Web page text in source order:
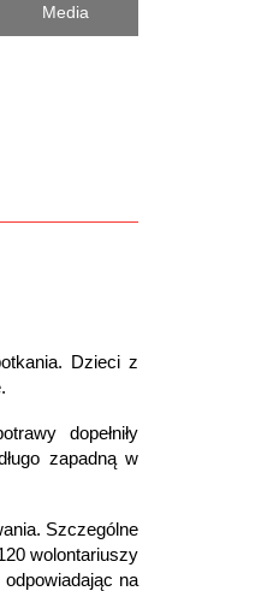
Media
Dzieci z
dopełniły
zapadną w
Szczególne
wolontariuszy
na